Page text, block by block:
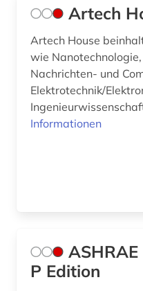
Artech
Artech House
wie
Nachrichten- und
Elektrotechnik/
Informationen
ASHRAE
P Edition